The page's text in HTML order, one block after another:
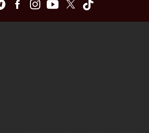
TelegramFacebookInstagramYoutubeTwitter